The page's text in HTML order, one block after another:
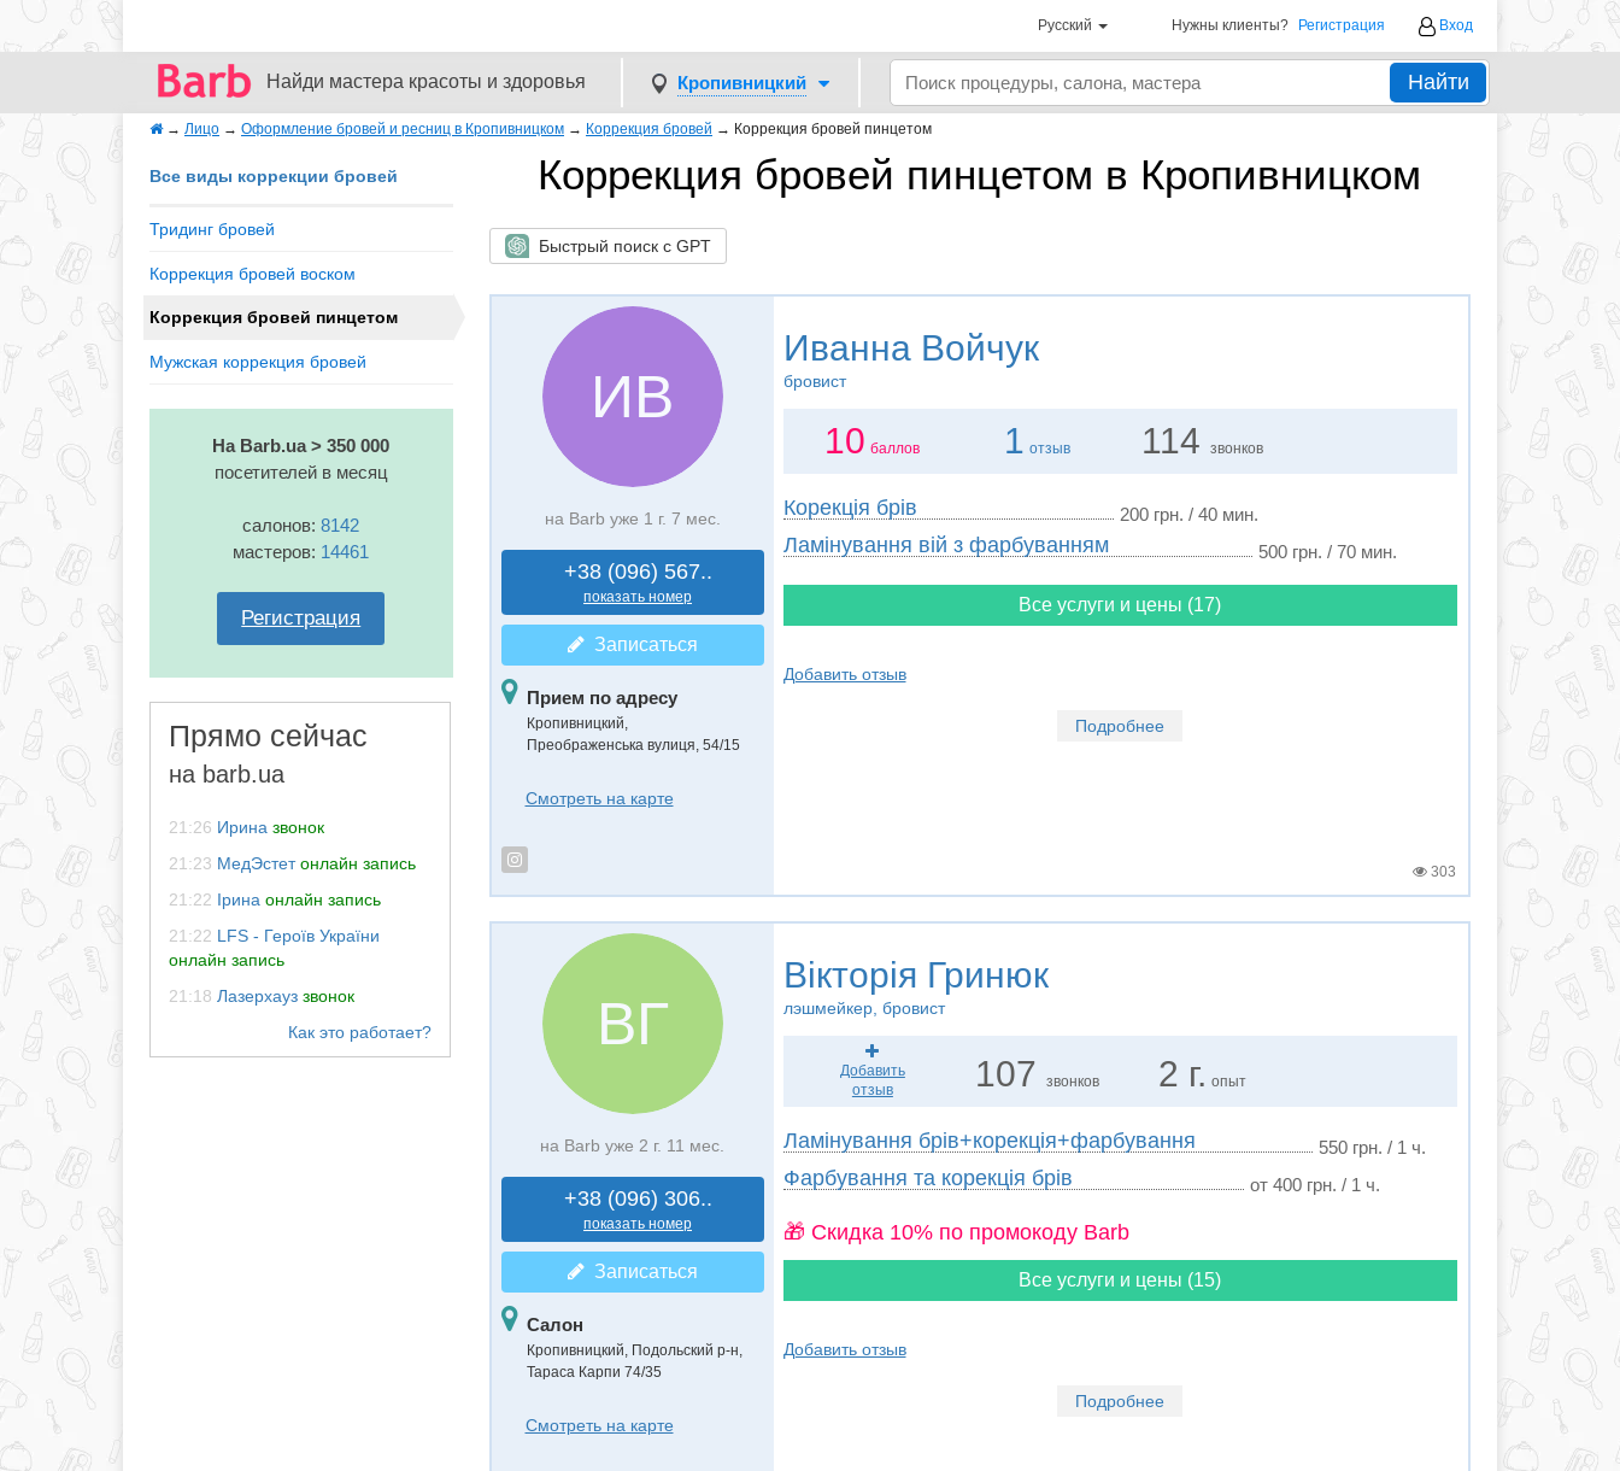
Русский Нужны клиенты? Регистрация Вход
Найди мастера красоты и здоровья Кропивницкий Найти
→ Лицо → Оформление бровей и ресниц в Кропивницком → Коррекция бровей → Коррекция бровей пинцетом
Коррекция бровей пинцетом в Кропивницком
Быстрый поиск с GPT
Все виды коррекции бровей
Тридинг бровей
Коррекция бровей воском
Коррекция бровей пинцетом
Мужская коррекция бровей
На Barb.ua > 350 000
посетителей в месяц
салонов:8142
мастеров: 14461
Регистрация
Прямо сейчас
на barb.ua
21:26 Ирина звонок
21:23 МедЭстет онлайн запись
21:22 Ірина онлайн запись
21:22 LFS - Героїв України
онлайн запись
21:18 Лазерхауз звонок
ИВ
на Barb уже 1 г. 7 мес.
+38 (096) 567..
показать номер
Записаться
Прием по адресу
Кропивницкий,
Преображенська вулиця, 54/15
Смотреть на карте
Иванна Войчук
бровист
10 баллов 1 отзыв 114 звонков
Корекція брів 200 грн. / 40 мин.
Ламінування вій з фарбуванням 500 грн. / 70 мин.
Все услуги и цены (17)
Добавить отзыв
Подробнее
303
ВГ
на Barb уже 2 г. 11 мес.
+38 (096) 306..
показать номер
Записаться
Салон
Кропивницкий, Подольский р-н,
Тараса Карпи 74/35
Смотреть на карте
Вікторія Гринюк
лэшмейкер, бровист
Добавить
отзыв
107звонков 2 г. опыт
Ламінування брів+корекція+фарбування 550 грн. / 1 ч.
Фарбування та корекція брів от 400 грн. / 1 ч.
🎁 Cкидка 10% по промокоду Barb
Все услуги и цены (15)
Добавить отзыв
Подробнее